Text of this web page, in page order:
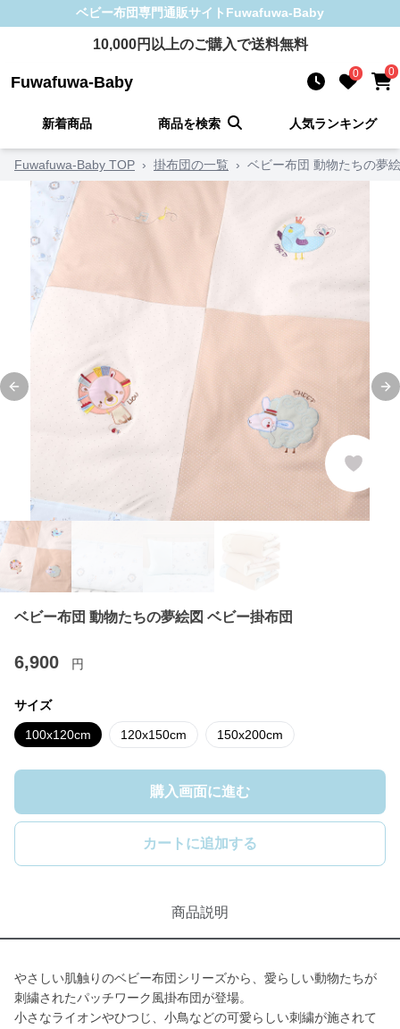
ベビー布団専門通販サイト Fuwafuwa-Baby
10,000円以上のご購入で送料無料
Fuwafuwa-Baby 0 0
新着商品 商品を検索 人気ランキング
Fuwafuwa-Baby TOP › 掛布団の一覧 › ベビー布団 動物たちの夢
Previous slide
ベビー布団 動物たちの夢絵図 ベビー掛布団
6,900 円
サイズ
100x120cm 120x150cm 150x200cm
購入画面に進む
カートに追加する
商品説明
やさしい肌触りのベビー布団シリーズから、愛らしい動物たちが
刺繍されたパッチワーク風掛布団が登場。
小さなライオンやひつじ、小鳥などの可愛らしい刺繍が施されて